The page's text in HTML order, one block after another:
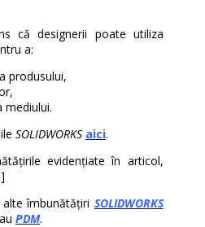
că designerii poate utiliza
a:
produsului,
mediului.
SOLIDWORKS aici.
evidențiate în articol,
îmbunătățiri SOLIDWORKS
PDM.